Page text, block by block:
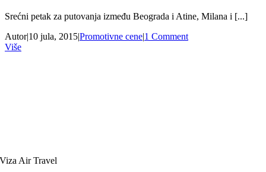
Srećni petak za putovanja između Beograda i Atine, Milana i [...]
Autor|10 jula, 2015|Promotivne cene|1 Comment
Više
Viza Air Travel